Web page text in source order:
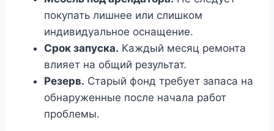
покупать лишнее или слишком
индивидуальное оснащение.
Срок запуска. Каждый месяц ремонта
влияет на общий результат.
Резерв. Старый фонд требует запаса на
обнаруженные после начала работ
проблемы.